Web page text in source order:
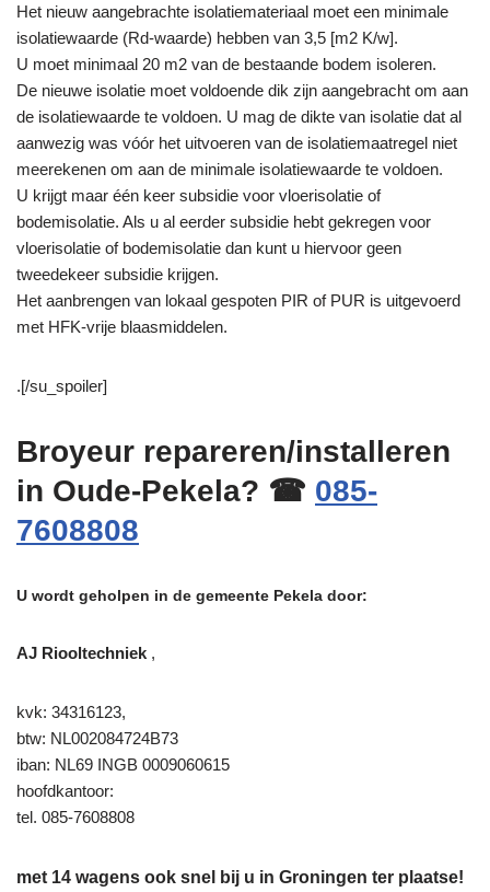
Het nieuw aangebrachte isolatiemateriaal moet een minimale
isolatiewaarde (Rd-waarde) hebben van 3,5 [m2 K/w].
U moet minimaal 20 m2 van de bestaande bodem isoleren.
De nieuwe isolatie moet voldoende dik zijn aangebracht om aan
de isolatiewaarde te voldoen. U mag de dikte van isolatie dat al
aanwezig was vóór het uitvoeren van de isolatiemaatregel niet
meerekenen om aan de minimale isolatiewaarde te voldoen.
U krijgt maar één keer subsidie voor vloerisolatie of
bodemisolatie. Als u al eerder subsidie hebt gekregen voor
vloerisolatie of bodemisolatie dan kunt u hiervoor geen
tweedekeer subsidie krijgen.
Het aanbrengen van lokaal gespoten PIR of PUR is uitgevoerd
met HFK-vrije blaasmiddelen.
.[/su_spoiler]
Broyeur repareren/installeren
in Oude-Pekela? ☎ 085-
7608808
U wordt geholpen in de gemeente Pekela door:
AJ Riooltechniek ,
kvk: 34316123,
btw: NL002084724B73
iban: NL69 INGB 0009060615
hoofdkantoor:
tel. 085-7608808
met 14 wagens ook snel bij u in Groningen ter plaatse!